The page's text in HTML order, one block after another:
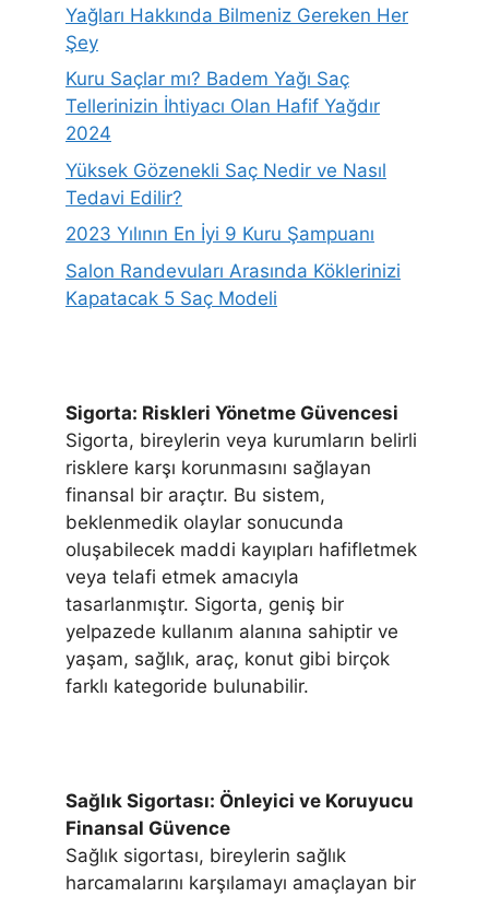
Yağları Hakkında Bilmeniz Gereken Her
Şey
Kuru Saçlar mı? Badem Yağı Saç
Tellerinizin İhtiyacı Olan Hafif Yağdır
2024
Yüksek Gözenekli Saç Nedir ve Nasıl
Tedavi Edilir?
2023 Yılının En İyi 9 Kuru Şampuanı
Salon Randevuları Arasında Köklerinizi
Kapatacak 5 Saç Modeli
Sigorta: Riskleri Yönetme Güvencesi
Sigorta, bireylerin veya kurumların belirli
risklere karşı korunmasını sağlayan
finansal bir araçtır. Bu sistem,
beklenmedik olaylar sonucunda
oluşabilecek maddi kayıpları hafifletmek
veya telafi etmek amacıyla
tasarlanmıştır. Sigorta, geniş bir
yelpazede kullanım alanına sahiptir ve
yaşam, sağlık, araç, konut gibi birçok
farklı kategoride bulunabilir.
Sağlık Sigortası: Önleyici ve Koruyucu
Finansal Güvence
Sağlık sigortası, bireylerin sağlık
harcamalarını karşılamayı amaçlayan bir